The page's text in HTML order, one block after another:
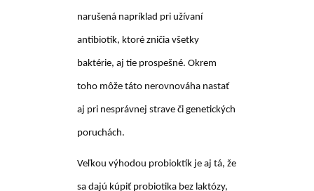
narušená napríklad pri užívaní
antibiotík, ktoré zničia všetky
baktérie, aj tie prospešné. Okrem
toho môže táto nerovnováha nastať
aj pri nesprávnej strave či genetických
poruchách.
Veľkou výhodou probioktík je aj tá, že
sa dajú kúpiť probiotika bez laktózy,